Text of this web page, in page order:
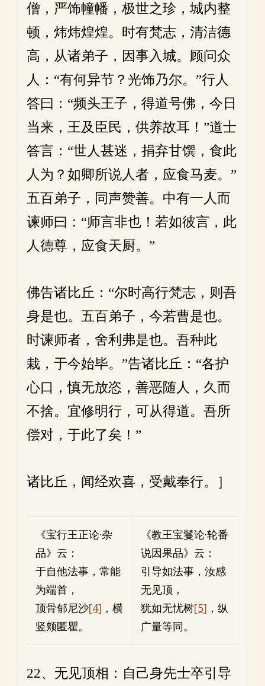
僧，严饰幢幡，极世之珍，城内整
顿，炜炜煌煌。时有梵志，清洁德
高，从诸弟子，因事入城。顾问众
人：“有何异节？光饰乃尔。”行人
答曰：“频头王子，得道号佛，今日
当来，王及臣民，供养故耳！”道士
答言：“世人甚迷，捐弃甘馔，食此
人为？如卿所说人者，应食马麦。”
五百弟子，同声赞善。中有一人而
谏师曰：“师言非也！若如彼言，此
人德尊，应食天厨。”
佛告诸比丘：“尔时高行梵志，则吾
身是也。五百弟子，今若曹是也。
时谏师者，舍利弗是也。吾种此
栽，于今始毕。”告诸比丘：“各护
心口，慎无放恣，善恶随人，久而
不捨。宜修明行，可从得道。吾所
偿对，于此了矣！”
诸比丘，闻经欢喜，受戴奉行。］
《宝行王正论·杂
品》云：
于自他法事，常能
为端首，
顶骨郁尼沙[4] ，横
竖颊匿瞿。
《教王宝鬘论·轮番
说因果品》云：
引导如法事，汝感
无见顶，
犹如无忧树[5] ，纵
广量等同。
22、无见顶相：自己身先士卒引导